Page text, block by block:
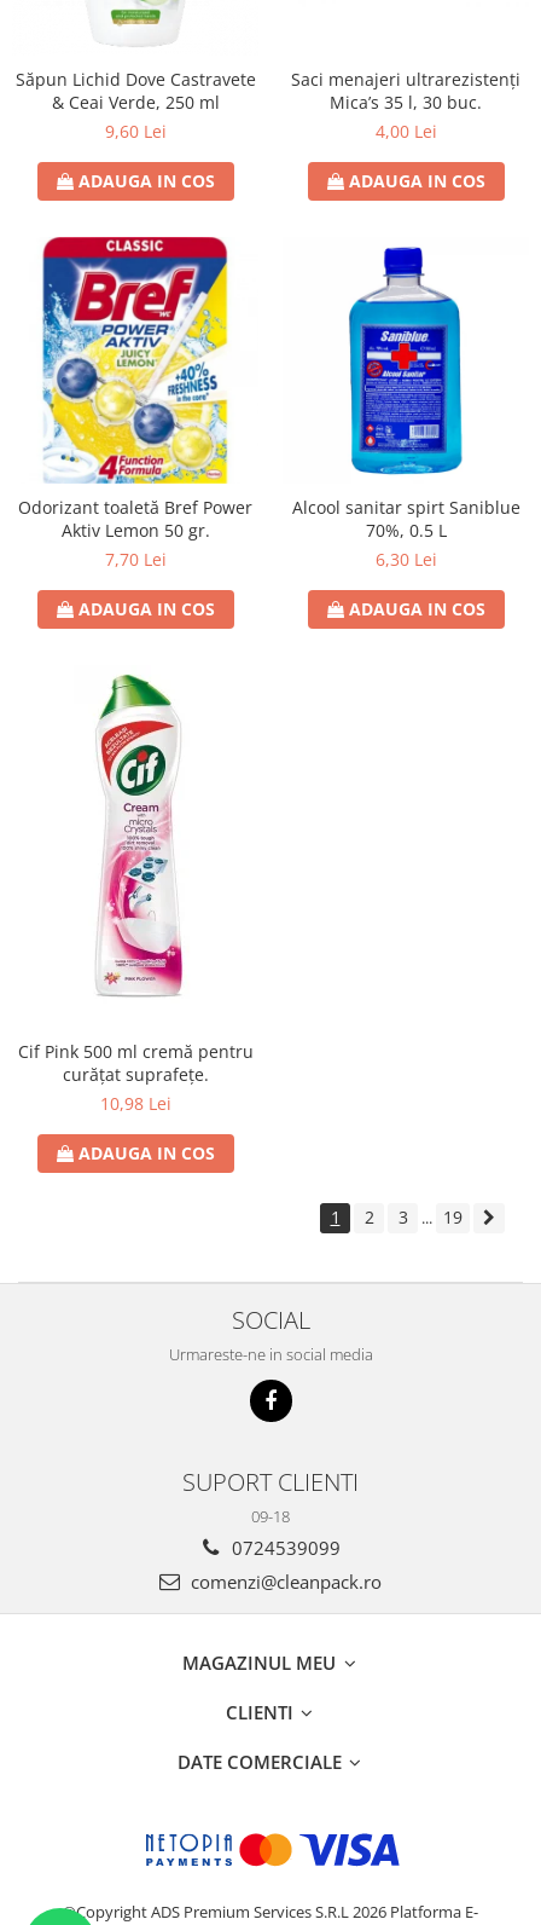
Săpun Lichid Dove Castravete
& Ceai Verde, 250 ml
9,60 Lei
ADAUGA IN COS
Saci menajeri ultrarezistenți
Mica’s 35 l, 30 buc.
4,00 Lei
ADAUGA IN COS
Odorizant toaletă Bref Power
Aktiv Lemon 50 gr.
7,70 Lei
ADAUGA IN COS
Alcool sanitar spirt Saniblue
70%, 0.5 L
6,30 Lei
ADAUGA IN COS
Cif Pink 500 ml cremă pentru
curățat suprafețe.
10,98 Lei
ADAUGA IN COS
1 2 3 ... 19
SOCIAL
Urmareste-ne in social media
SUPORT CLIENTI
09-18
0724539099
comenzi@cleanpack.ro
MAGAZINUL MEU
CLIENTI
DATE COMERCIALE
©Copyright ADS Premium Services S.R.L 2026 Platforma E-